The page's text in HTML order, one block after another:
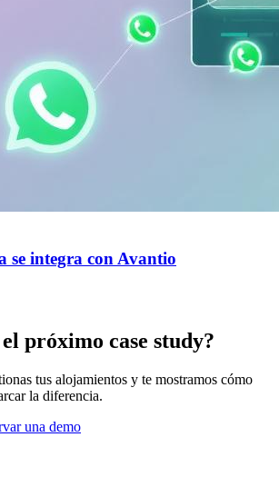
se integra con Avantio
próximo case study?
tus alojamientos y te mostramos cómo
la diferencia.
una demo